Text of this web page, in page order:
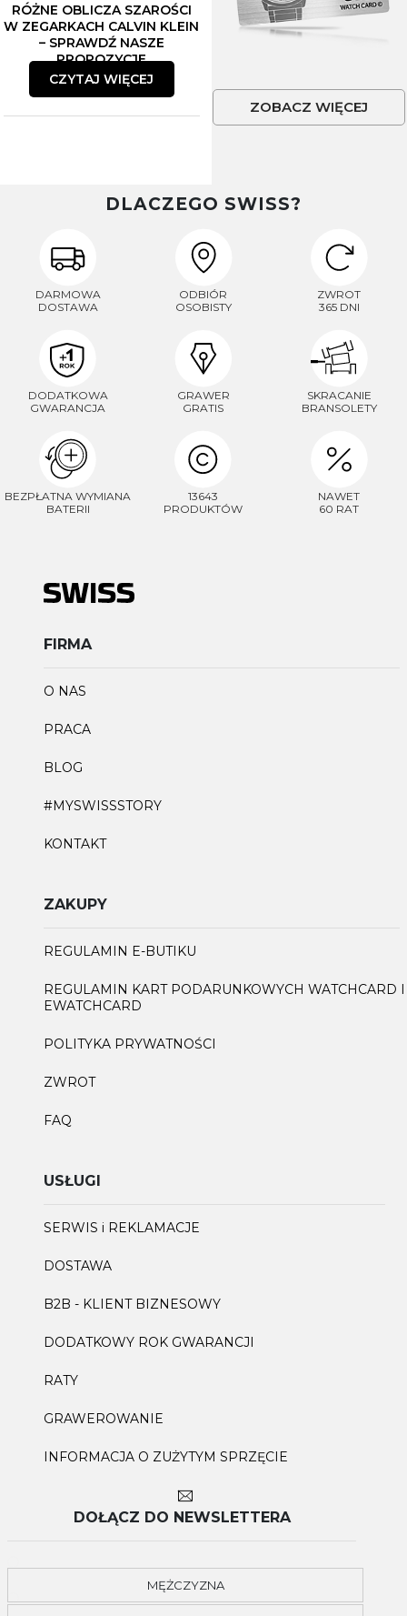
RÓŻNE OBLICZA SZAROŚCI
W ZEGARKACH CALVIN KLEIN
– SPRAWDŹ NASZE
PROPOZYCJE
CZYTAJ WIĘCEJ
ZOBACZ WIĘCEJ
DLACZEGO SWISS?
DARMOWA
DOSTAWA
ODBIÓR
OSOBISTY
ZWROT
365 DNI
DODATKOWA
GWARANCJA
GRAWER
GRATIS
SKRACANIE
BRANSOLETY
BEZPŁATNA WYMIANA
BATERII
13643
PRODUKTÓW
NAWET
60 RAT
FIRMA
O NAS
PRACA
BLOG
#MYSWISSSTORY
KONTAKT
ZAKUPY
REGULAMIN E-BUTIKU
REGULAMIN KART PODARUNKOWYCH WATCHCARD I
EWATCHCARD
POLITYKA PRYWATNOŚCI
ZWROT
FAQ
USŁUGI
SERWIS i REKLAMACJE
DOSTAWA
B2B - KLIENT BIZNESOWY
DODATKOWY ROK GWARANCJI
RATY
GRAWEROWANIE
INFORMACJA O ZUŻYTYM SPRZĘCIE
DOŁĄCZ DO NEWSLETTERA
MĘŻCZYZNA